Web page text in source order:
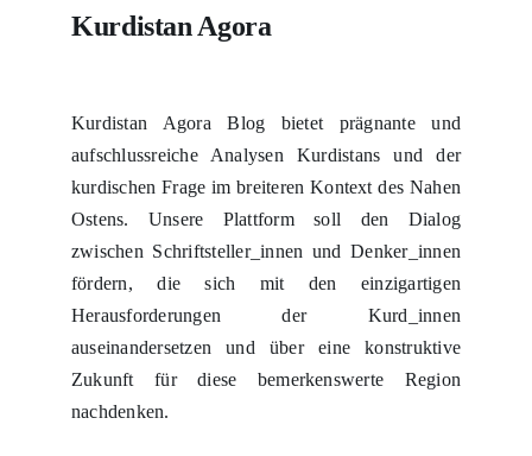
Kurdistan Agora
Kurdistan Agora Blog bietet prägnante und
aufschlussreiche Analysen Kurdistans und der
kurdischen Frage im breiteren Kontext des Nahen
Ostens. Unsere Plattform soll den Dialog
zwischen Schriftsteller_innen und Denker_innen
fördern, die sich mit den einzigartigen
Herausforderungen der Kurd_innen
auseinandersetzen und über eine konstruktive
Zukunft für diese bemerkenswerte Region
nachdenken.